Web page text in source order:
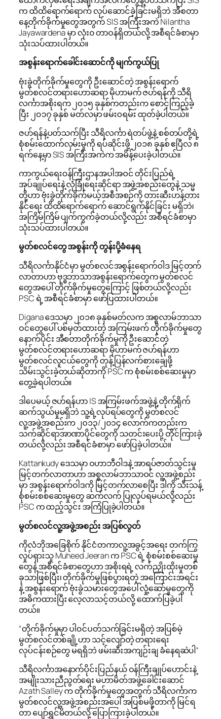
က ထိထိရောက်ရောက် လုပ်ဆောင်ခဲ့ခြင်းမရှိဘဲ အီစတာ
နေ့တိုက်ခိုက်မှုတွေအတွက် SIS အကြီးအကဲ Nilantha
Jayawardena မှာ လုံး၀ တာဝန်ရှိတယ်လို့ အစီရင်ခံစာမှာ
သုံးသပ်ထားပါတယ်။
အစွန်းရောက်ခေါင်းဆောင်ကို မျက်ကွယ်ပြု
ဗုံးခွဲတိုက်ခိုက်မှုတွေကို ဦးဆောင်တဲ့ အစွန်းရောက်
မွတ်စလင်တရားဟောဆရာ မိုဟာမက် ဇဟ်ရန်ကို သီရိ
လင်္ကာအစိုးရက ၂၀၁၅ ခုနှစ်ကတည်းက စောင့်ကြည့်ခဲ့
ပြီး ၂၀၁၇ ခုနှစ် မတ်လမှာ ဖမ်း၀ရမ်း ထုတ်ခဲ့ပါတယ်။
ဇဟ်ရန်နဲ့ပတ်သက်ပြီး သီရိလင်္ကာ ရဲတပ်ဖွဲ့နဲ့ စစ်တပ်တို့ရဲ့
စုံစမ်းထောက်လှမ်းမှုကို ရပ်ဆိုင်းဖို့ ၂၀၁၈ ခုနှစ် ဧပြီလ ၈
ရက်နေ့မှာ SIS အကြီးအကဲက အမိန့်ပေးခဲ့ပါတယ်။
ကာကွယ်ရေးဝန်ကြီးဌာနအပါအဝင် တိုင်းပြည်ရဲ့
အုပ်ချုပ်ရေးနဲ့ လုံခြုံရေးဆိုင်ရာ အဖွဲ့အစည်းတွေနဲ့ သမ္မ
တို့ဟာ ဗုံးခွဲတိုက်ခိုက်မယ့်အစီအစဉ်ကို တားဆီးဟန့်တား
နိုင်ရေး ထိထိရောက်ရောက် ဆောင်ရွက်နိုင်ခြင်း မရှိဘဲ၊
အကြိမ်ကြိမ် ပျက်ကွက်ခဲ့တယ်လို့လည်း အစီရင်ခံစာမှာ
သုံးသပ်ထားပါတယ်။
မွတ်စလင်တွေ အစွန်းကို တွန်းပို့ခံနေရ
သီရိလင်္ကာနိုင်ငံမှာ မွတ်စလင်အစွန်းရောက်ဝါဒ မြင့်တက်
လာတာဟာ ဗုဒ္ဓဘာသာအစွန်းရောက်တွေက မွတ်စလင်
တွေအပေါ် တိုက်ခိုက်မှုတွေကြောင့် ဖြစ်တယ်လို့လည်း
PSC ရဲ့ အစီရင်ခံစာမှာ ဖော်ပြထားပါတယ်။
Digana ဒေသမှာ ၂၀၁၈ ခုနှစ်မတ်လက အစ္စလာမ်ဘာသာ
ဝင်တွေပေါ် ပစ်မှတ်ထားတဲ့ အကြမ်းဖက် တိုက်ခိုက်မှုတွေ
နောက်ပိုင်း ‌အီစတာတိုက်ခိုက်မှုကို ဦးဆောင်တဲ့
မွတ်စလင်တရားဟောဆရာ မိုဟာမက် ဇဟ်ရန်ဟာ
မွတ်စလင်လူငယ်တွေကို ‌တုန့်ပြန်လက်စားချေဖို့
သိမ်းသွင်းခဲ့တယ်ဆိုတာကို PSC က စုံစမ်းစစ်ဆေးမှုမှာ
တွေ့ခဲ့ရပါတယ်။
ဒါပေမယ့် ဇဟ်ရန်ဟာ IS အကြမ်းဖက်အဖွဲ့နဲ့ တိုက်ရိုက်
ဆက်သွယ်မှုမရှိဘဲ သူ့ရဲ့လုပ်ရပ်တွေကို မွတ်စလင်
လူ့အဖွဲ့အစည်းက ၂၀၁၃/၂၀၁၄ လောက်ကတည်းက
သက်ဆိုင်ရာအာဏာပိုင်တွေကို သတင်းပေးပို့ တိုင်ကြားခဲ့
တယ်လို့လည်း အစီရင်ခံစာမှာ ဖော်ပြခဲ့ပါတယ်။
Kattankudy ဒေသမှာ ဝဟာဘီဝါဒနဲ့ အာရပ်ဇာတ်သွင်းမှု
မြင့်တက်လာတာဟာ အစ္စလာမ်ဘာသာဝင် လူ့အဖွဲ့စည်း
မှာ အစွန်းရောက်ဝါဒကို မြင့်တက်လာစေပြီး ဒါကို သီးသန့်
စုံစမ်းစစ်ဆေးမှုတွေ ဆက်လက် ပြုလုပ်ရမယ်လို့လည်း
PSC က ထည့်သွင်း အကြံပြုခဲ့ပါတယ်။
မွတ်စလင်လူ့အဖွဲ့အစည်း အပြစ်လွတ်
ကိုလံဘိုအခြေစိုက် နိုင်ငံတကာလူ့အခွင့်အရေး တက်ကြွ
လှုပ်ရှားသူ Muheed Jeeran က PSC ရဲ့ စုံစမ်းစစ်ဆေးမှု
တွေနဲ့ အစီရင်ခံစာတွေဟာ အစိုးရရဲ့ လက်ညှိုးထိုးမှုတစ်
ခုသာဖြစ်ပြီး၊ တိုက်ခိုက်မှုဖြစ်ပွားရတဲ့ အကြောင်းအရင်း
နဲ့ အစွန်းရောက် ဗုံးခွဲသမားတွေအပေါ် လှုံ့ဆော်မှုတွေကို
အဓိကထားပြီး လေ့လာသင့်တယ်လို့ ထောက်ပြခဲ့ပါ
တယ်။
“‌တိုက်ခိုက်မှုမှာ ပါဝင်ပတ်သက်ခြင်းမရှိတဲ့ အပြစ်မဲ့
မွတ်စလင်တစ်ချို့ဟာ သင့်လျော်တဲ့ တရားရေး
လုပ်ငန်းစဉ်တွေ မရရှိဘဲ ဖမ်းဆီးအကျဉ်းချ ခံနေရဆဲပါ”
သီရိလင်္ကာအနောက်ပိုင်းပြည်နယ် ဝန်ကြီးချုပ်ဟောင်းနဲ့
အမျိုးသားညီညွတ်ရေး မဟာမိတ်အဖွဲ့ခေါင်းဆောင်
Azath Salley က တိုက်ခိုက်မှုတွေအတွက် သီရိလင်္ကာက
မွတ်စလင်လူ့အဖွဲ့အစည်းအပေါ် အပြစ်မဖို့တာကို မြင်ရ
တာ ပျော်ရွှင်မိတယ်လို့ ပြောကြားခဲ့ပါတယ်။